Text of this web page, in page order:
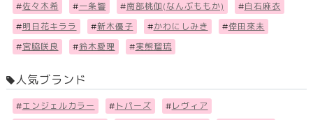
#佐々木希 #一条響 #南部桃伽(なんぶももか) #白石麻衣
#明日花キララ #新木優子 #かわにしみき #倖田來未
#宮脇咲良 #鈴木愛理 #実熊瑠琉
人気ブランド
#エンジェルカラー # トパーズ # レヴィア